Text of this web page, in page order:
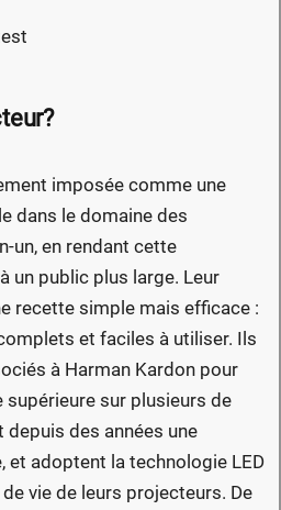
imposée comme une
dans le domaine des
un, en rendant cette
un public plus large. Leur
recette simple mais efficace :
et faciles à utiliser. Ils
à Harman Kardon pour
sur plusieurs de
des années une
et adoptent la technologie LED
vie de leurs projecteurs. De